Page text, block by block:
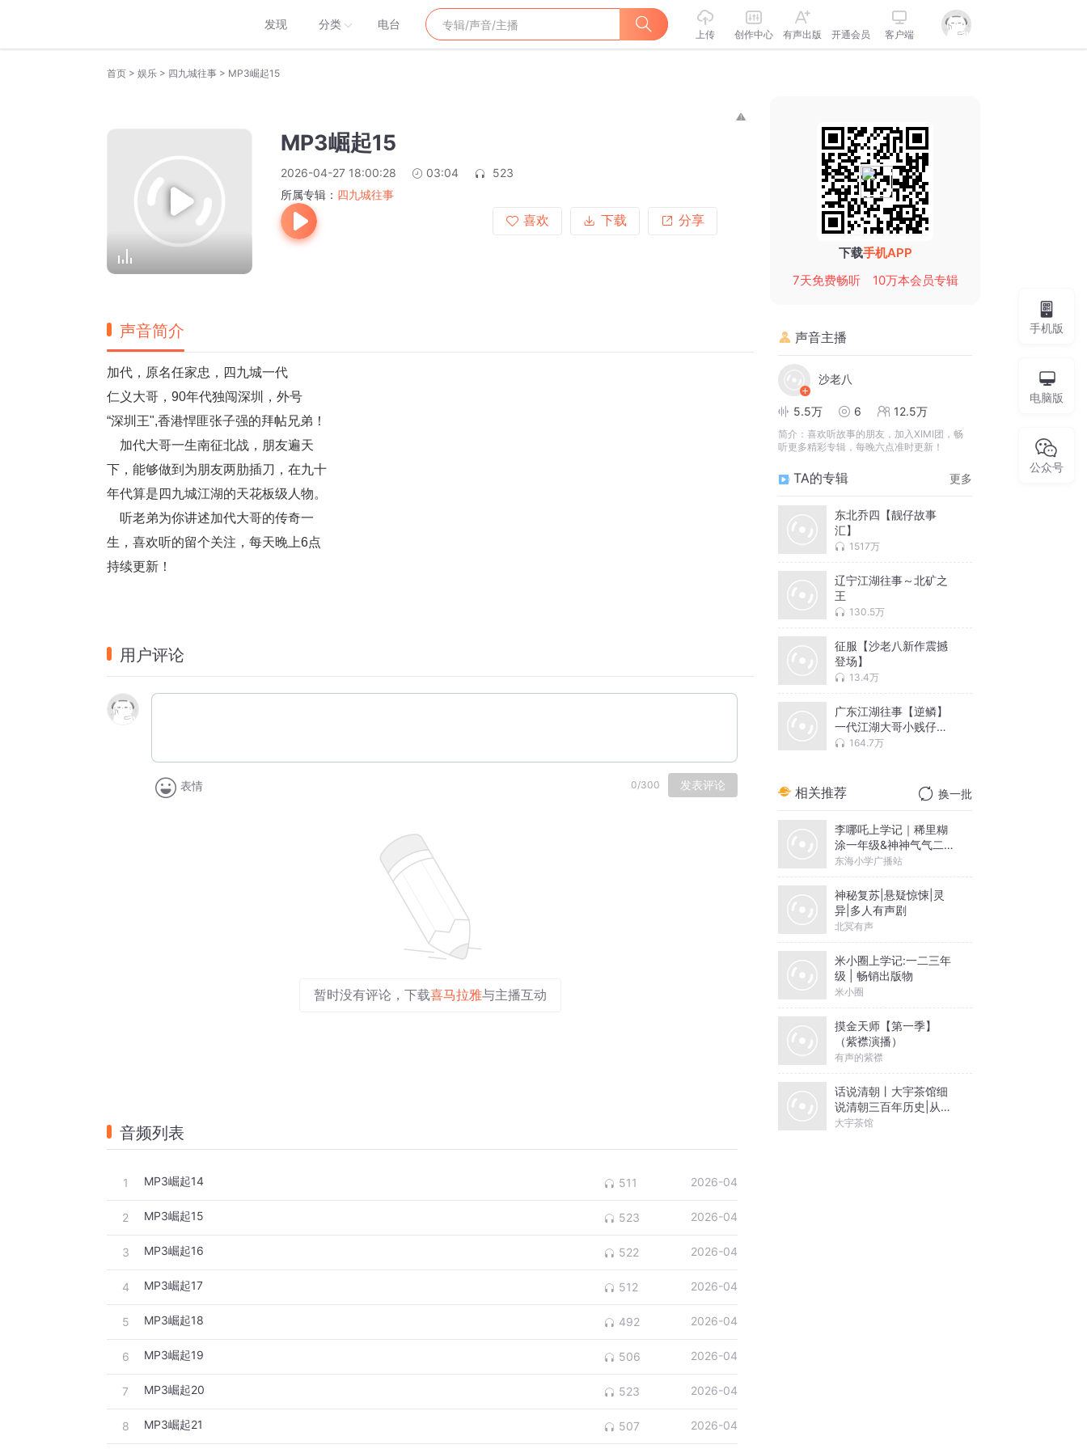
发现 分类 电台
上传 创作中心 有声出版 开通会员 客户端
首页 > 娱乐 > 四九城往事 > MP3崛起15
MP3崛起15
2026-04-27 18:00:28 03:04
523
所属专辑： 四九城往事
喜欢
下载 分享
声音简介
加代，原名任家忠，四九城一代
仁义大哥，90年代独闯深圳，外号
“深圳王",香港悍匪张子强的拜帖兄弟！
加代大哥一生南征北战，朋友遍天
下，能够做到为朋友两肋插刀，在九十
年代算是四九城江湖的天花板级人物。
听老弟为你讲述加代大哥的传奇一
生，喜欢听的留个关注，每天晚上6点
持续更新！
用户评论
表情 0/300 发表评论
暂时没有评论，下载喜马拉雅与主播互动
音频列表
1 MP3崛起14 511 2026-04
2 MP3崛起15 523 2026-04
3 MP3崛起16 522 2026-04
4 MP3崛起17 512 2026-04
5 MP3崛起18 492 2026-04
6 MP3崛起19 506 2026-04
7 MP3崛起20 523 2026-04
8 MP3崛起21 507 2026-04
下载手机APP
7天免费畅听
10万本会员专辑
声音主播
沙老八
5.5万 6 12.5万
简介： 喜欢听故事的朋友，加入XIMI团，畅
听更多精彩专辑，每晚六点准时更新！
TA的专辑 更多
东北乔四【靓仔故事
汇】
1517万
辽宁江湖往事～北矿之
王
130.5万
征服【沙老八新作震撼
登场】
13.4万
广东江湖往事【逆鳞】
一代江湖大哥小贱仔禹
飞 164.7万
相关推荐 换一批
李哪吒上学记｜稀里糊
涂一年级&神神气气二年
级
东海小学广播站
神秘复苏|悬疑惊悚|灵
异|多人有声剧
北冥有声
米小圈上学记:一二三年
级 | 畅销出版物
米小圈
摸金天师【第一季】
（紫襟演播）
有声的紫襟
话说清朝丨大宇茶馆细
说清朝三百年历史|从努
尔哈赤到末代皇帝溥仪|
大宇茶馆
手机版
电脑版
公众号